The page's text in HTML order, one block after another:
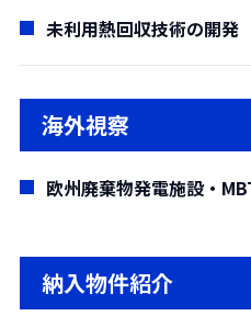
活性化を狙う地方自治
社のタクマエナジーの
地産地消の取り組みに
を行うための施設であ
収施設では，発注仕様
もさらに厳しい基準値
る。竣工にあたって実
果が得られた。本稿で
泥混焼に関する運転状
2017年12月に竣工し
を行っている。焼却施
炉であるが，ごみ焼却
ルギーを回収し，蒸気
その運転状況について
(要約)
する当社の取り組みに
の採用している高温乾
(Kompogas®システム)
り，都市ごみメタン発
る。1999年に実証プラ
中本 明信*・
(要約)
は，過熱管材の高温腐
は，材料の腐食特性の
果，発電の高効率化の
未利用熱回収技術の開発
土肥 弘敬*・
下水汚泥の持つエネル
設備を持たない新設お
ない既存施設への導入
海外視察
欧州廃棄物発電施設・
納入物件紹介